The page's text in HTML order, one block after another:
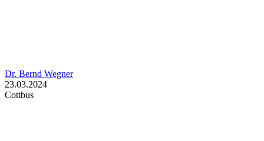
Dr. Bernd Wegner
23.03.2024
Cottbus